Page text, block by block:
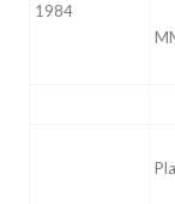
1984